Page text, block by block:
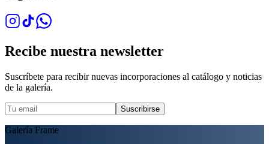
Recibe nuestra newsletter
Suscríbete para recibir nuevas incorporaciones al catálogo y noticias
de la galería.
Suscribirse
Galería Frame